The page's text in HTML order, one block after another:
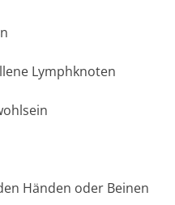
Lymphknoten
Händen oder Beinen